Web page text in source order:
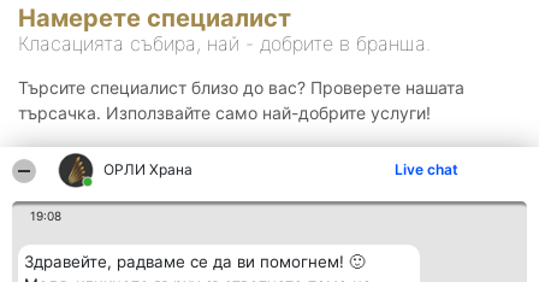
ОРЛИ Храна Live chat
19:08
Здравейте, радваме се да ви помогнем! 🙂
Намерете специалист
Класацията събира, най - добрите в бранша.
Търсите специалист близо до вас? Проверете нашата
търсачка. Използвайте само най-добрите услуги!